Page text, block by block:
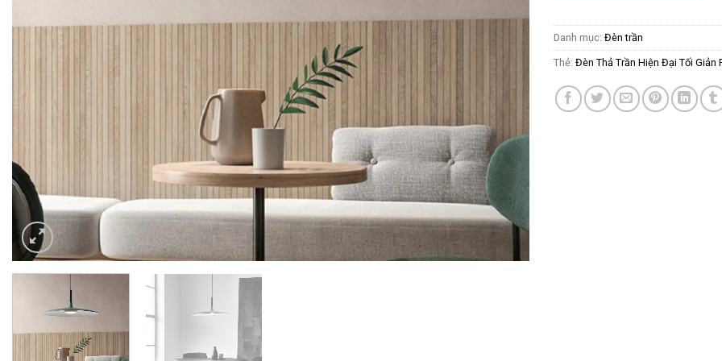
Danh mục: Đèn trần
Thẻ: Đèn Thả Trần Hiện Đại Tối Giản